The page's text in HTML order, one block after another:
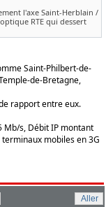
l'axe Saint-Herblain /
RTE qui dessert
Saint-Philbert-de-
de-Bretagne,
rapport entre eux.
Mb/s, Débit IP montant
terminaux mobiles en 3G